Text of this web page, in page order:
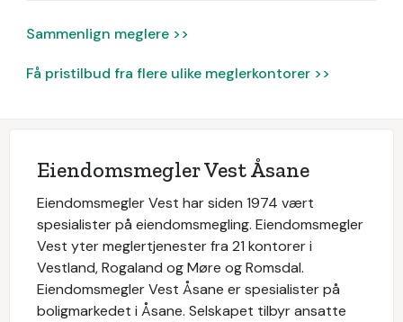
Sammenlign meglere >>
Få pristilbud fra flere ulike meglerkontorer >>
Eiendomsmegler Vest Åsane
Eiendomsmegler Vest har siden 1974 vært
spesialister på eiendomsmegling. Eiendomsmegler
Vest yter meglertjenester fra 21 kontorer i
Vestland, Rogaland og Møre og Romsdal.
Eiendomsmegler Vest Åsane er spesialister på
boligmarkedet i Åsane. Selskapet tilbyr ansatte